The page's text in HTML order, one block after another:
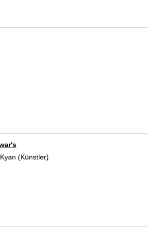
(Künstler)